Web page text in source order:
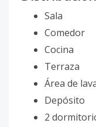
Sala
Comedor
Cocina
Terraza
Área de
Depósito
2